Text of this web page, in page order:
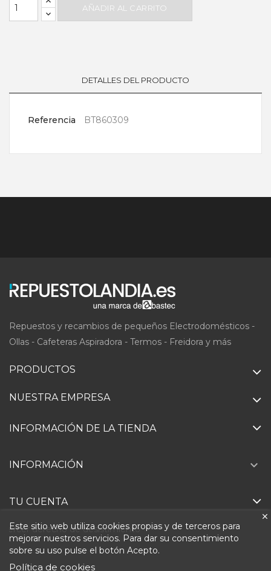
AÑADIR AL CARRITO
DETALLES DEL PRODUCTO
Referencia BT860309
Repuestos y recambios de pequeños Electrodomésticos -
Ollas - Cafeteras Aspiradora - Termos - Freidora y más
PRODUCTOS
NUESTRA EMPRESA
INFORMACIÓN DE LA TIENDA
Este sitio web utiliza cookies propias y de terceros para
mejorar nuestros servicios. Para dar su consentimiento
sobre su uso pulse el botón Acepto.
Política de cookies
INFORMACIÓN 
TU CUENTA
Ejercer derecho de desistimiento